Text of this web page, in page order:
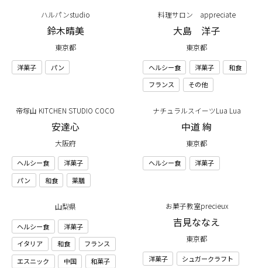
ハルパンstudio
鈴木晴美
東京都
洋菓子 パン
料理サロン appreciate
大島 洋子
東京都
ヘルシー食 洋菓子
和食
フランス
その他
帝塚山 KITCHEN STUDIO COCO
安達心
大阪府
ヘルシー食
洋菓子
パン
和食 薬膳
ナチュラルスイーツLua Lua
中道 絢
東京都
ヘルシー食 洋菓子
山梨県
ヘルシー食
洋菓子
イタリア
和食
フランス
エスニック
中国
和菓子
お菓子教室precieux
吉見ななえ
東京都
洋菓子
シュガークラフト